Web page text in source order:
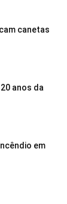
canetas
anos da
em